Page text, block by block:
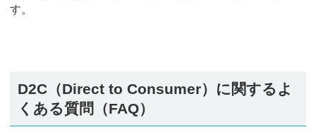
す。
D2C（Direct to Consumer）に関するよ
くある質問（FAQ）